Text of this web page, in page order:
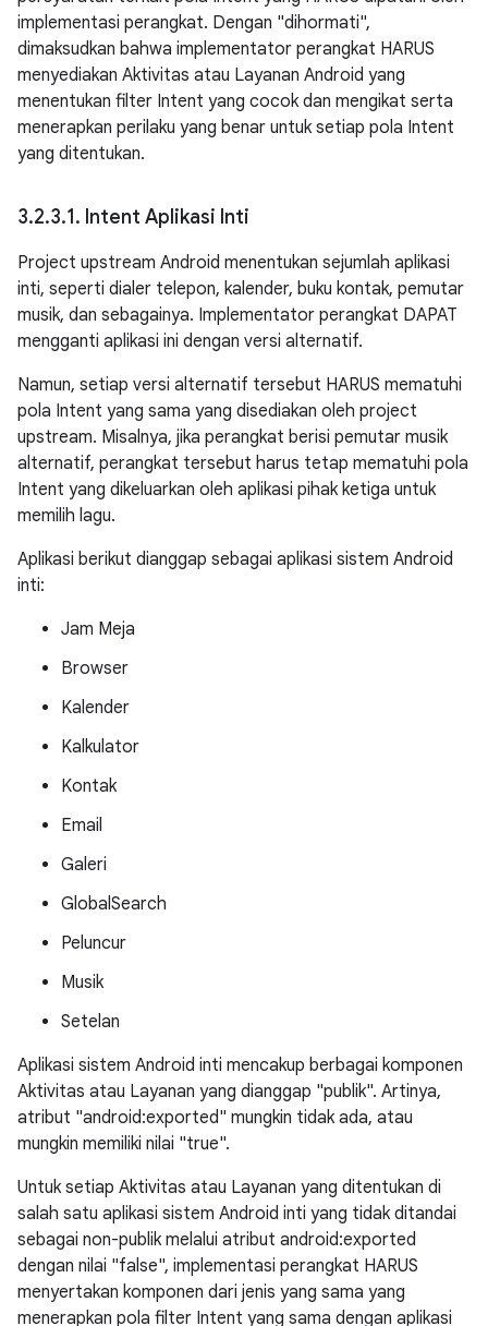
implementasi perangkat. Dengan "dihormati",
dimaksudkan bahwa implementator perangkat HARUS
menyediakan Aktivitas atau Layanan Android yang
menentukan filter Intent yang cocok dan mengikat serta
menerapkan perilaku yang benar untuk setiap pola Intent
yang ditentukan.
3.2.3.1. Intent Aplikasi Inti
Project upstream Android menentukan sejumlah aplikasi
inti, seperti dialer telepon, kalender, buku kontak, pemutar
musik, dan sebagainya. Implementator perangkat DAPAT
mengganti aplikasi ini dengan versi alternatif.
Namun, setiap versi alternatif tersebut HARUS mematuhi
pola Intent yang sama yang disediakan oleh project
upstream. Misalnya, jika perangkat berisi pemutar musik
alternatif, perangkat tersebut harus tetap mematuhi pola
Intent yang dikeluarkan oleh aplikasi pihak ketiga untuk
memilih lagu.
Aplikasi berikut dianggap sebagai aplikasi sistem Android
inti:
Jam Meja
Browser
Kalender
Kalkulator
Kontak
Email
Galeri
GlobalSearch
Peluncur
Musik
Setelan
Aplikasi sistem Android inti mencakup berbagai komponen
Aktivitas atau Layanan yang dianggap "publik". Artinya,
atribut "android:exported" mungkin tidak ada, atau
mungkin memiliki nilai "true".
Untuk setiap Aktivitas atau Layanan yang ditentukan di
salah satu aplikasi sistem Android inti yang tidak ditandai
sebagai non-publik melalui atribut android:exported
dengan nilai "false", implementasi perangkat HARUS
menyertakan komponen dari jenis yang sama yang
menerapkan pola filter Intent yang sama dengan aplikasi